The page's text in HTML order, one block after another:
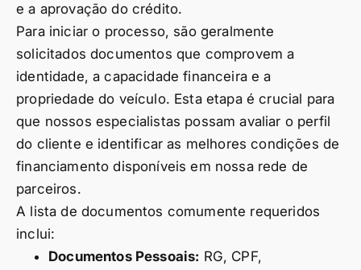
e a aprovação do crédito.
Para iniciar o processo, são geralmente
solicitados documentos que comprovem a
identidade, a capacidade financeira e a
propriedade do veículo. Esta etapa é crucial para
que nossos especialistas possam avaliar o perfil
do cliente e identificar as melhores condições de
financiamento disponíveis em nossa rede de
parceiros.
A lista de documentos comumente requeridos
inclui:
Documentos Pessoais: RG, CPF,